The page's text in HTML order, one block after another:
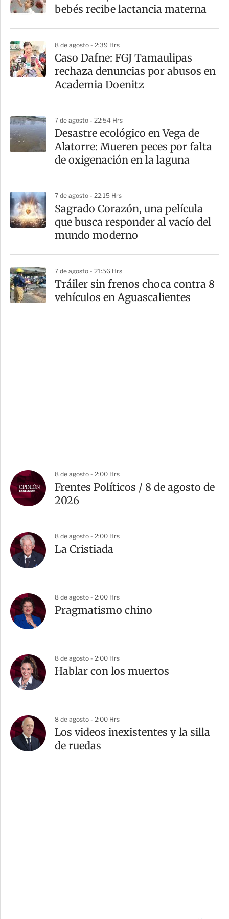
r
r
bebés recibe lactancia materna
8 de agosto - 2:39 Hrs
Caso Dafne: FGJ Tamaulipas
rechaza denuncias por abusos en
Academia Doenitz
7 de agosto - 22:54 Hrs
Desastre ecológico en Vega de
Alatorre: Mueren peces por falta
de oxigenación en la laguna
7 de agosto - 22:15 Hrs
Sagrado Corazón, una película
que busca responder al vacío del
mundo moderno
7 de agosto - 21:56 Hrs
Tráiler sin frenos choca contra 8
vehículos en Aguascalientes
8 de agosto - 2:00 Hrs
Frentes Políticos / 8 de agosto de
2026
8 de agosto - 2:00 Hrs
La Cristiada
8 de agosto - 2:00 Hrs
Pragmatismo chino
8 de agosto - 2:00 Hrs
Hablar con los muertos
8 de agosto - 2:00 Hrs
Los videos inexistentes y la silla
de ruedas